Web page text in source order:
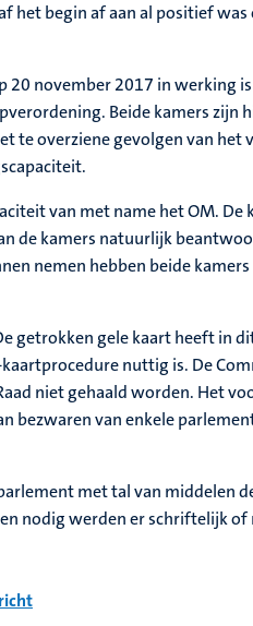
het begin af aan al positief was
20 november 2017 in werking
Beide kamers zijn
te overziene gevolgen van
van met name het OM.
de kamers natuurlijk
nemen hebben beide
getrokken gele kaart heeft in
nuttig is. De
niet gehaald worden. Het
bezwaren van enkele
met tal van middelen
nodig werden er schriftelijk